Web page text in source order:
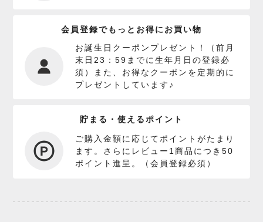
会員登録でもっとお得にお買い物
お誕生日クーポンプレゼント！（前月
末日23：59までに生年月日の登録必
須）また、お得なクーポンを定期的に
プレゼントしています♪
貯まる・使えるポイント
ご購入金額に応じてポイントがたまり
ます。さらにレビュー1商品につき50
ポイント進呈。（会員登録必須）